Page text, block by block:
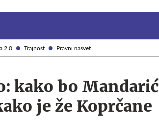
2.0 Trajnost Pravni nasvet
kako bo Mandarić
je že Koprčane